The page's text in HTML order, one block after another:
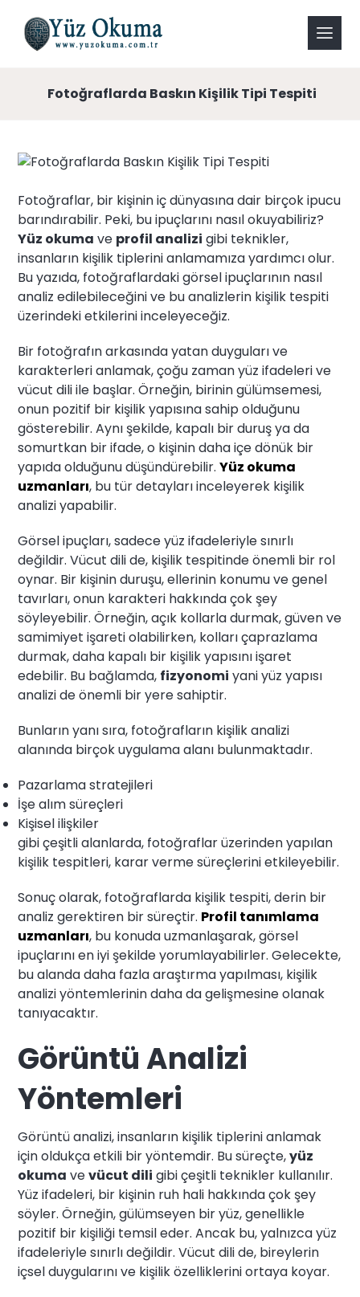
Fotoğraflarda Baskın Kişilik Tipi Tespiti
Fotoğraflar, bir kişinin iç dünyasına dair birçok ipucu
barındırabilir. Peki, bu ipuçlarını nasıl okuyabiliriz?
Yüz okuma ve profil analizi gibi teknikler,
insanların kişilik tiplerini anlamamıza yardımcı olur.
Bu yazıda, fotoğraflardaki görsel ipuçlarının nasıl
analiz edilebileceğini ve bu analizlerin kişilik tespiti
üzerindeki etkilerini inceleyeceğiz.
Bir fotoğrafın arkasında yatan duyguları ve
karakterleri anlamak, çoğu zaman yüz ifadeleri ve
vücut dili ile başlar. Örneğin, birinin gülümsemesi,
onun pozitif bir kişilik yapısına sahip olduğunu
gösterebilir. Aynı şekilde, kapalı bir duruş ya da
somurtkan bir ifade, o kişinin daha içe dönük bir
yapıda olduğunu düşündürebilir.Yüz okuma
uzmanları, bu tür detayları inceleyerek kişilik
analizi yapabilir.
Görsel ipuçları, sadece yüz ifadeleriyle sınırlı
değildir. Vücut dili de, kişilik tespitinde önemli bir rol
oynar. Bir kişinin duruşu, ellerinin konumu ve genel
tavırları, onun karakteri hakkında çok şey
söyleyebilir. Örneğin, açık kollarla durmak, güven ve
samimiyet işareti olabilirken, kolları çaprazlama
durmak, daha kapalı bir kişilik yapısını işaret
edebilir. Bu bağlamda, fizyonomi yani yüz yapısı
analizi de önemli bir yere sahiptir.
Bunların yanı sıra, fotoğrafların kişilik analizi
alanında birçok uygulama alanı bulunmaktadır.
Pazarlama stratejileri
İşe alım süreçleri
Kişisel ilişkiler
gibi çeşitli alanlarda, fotoğraflar üzerinden yapılan
kişilik tespitleri, karar verme süreçlerini etkileyebilir.
Sonuç olarak, fotoğraflarda kişilik tespiti, derin bir
analiz gerektiren bir süreçtir. Profil tanımlama
uzmanları, bu konuda uzmanlaşarak, görsel
ipuçlarını en iyi şekilde yorumlayabilirler. Gelecekte,
bu alanda daha fazla araştırma yapılması, kişilik
analizi yöntemlerinin daha da gelişmesine olanak
tanıyacaktır.
Görüntü Analizi
Yöntemleri
Görüntü analizi, insanların kişilik tiplerini anlamak
için oldukça etkili bir yöntemdir. Bu süreçte,yüz
okuma vevücut dili gibi çeşitli teknikler kullanılır.
Yüz ifadeleri, bir kişinin ruh hali hakkında çok şey
söyler. Örneğin, gülümseyen bir yüz, genellikle
pozitif bir kişiliği temsil eder. Ancak bu, yalnızca yüz
ifadeleriyle sınırlı değildir. Vücut dili de, bireylerin
içsel duygularını ve kişilik özelliklerini ortaya koyar.